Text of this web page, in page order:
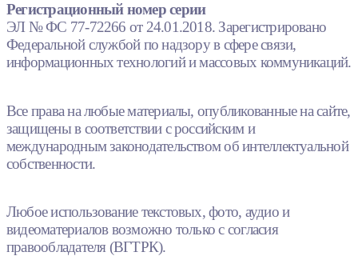
Регистрационный номер серии
ЭЛ № ФС 77-72266 от 24.01.2018. Зарегистрировано
Федеральной службой по надзору в сфере связи,
информационных технологий и массовых коммуникаций.
Все права на любые материалы, опубликованные на сайте,
защищены в соответствии с российским и
международным законодательством об интеллектуальной
собственности.
Любое использование текстовых, фото, аудио и
видеоматериалов возможно только с согласия
правообладателя (ВГТРК).